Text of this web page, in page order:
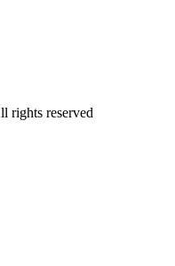
reserved